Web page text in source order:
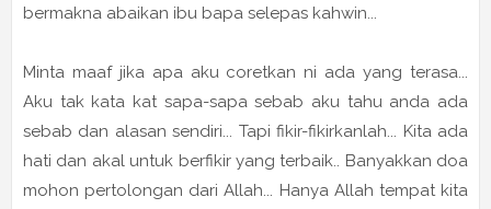
bermakna abaikan ibu bapa selepas kahwin...
Minta maaf jika apa aku coretkan ni ada yang terasa...
Aku tak kata kat sapa-sapa sebab aku tahu anda ada
sebab dan alasan sendiri... Tapi fikir-fikirkanlah... Kita ada
hati dan akal untuk berfikir yang terbaik.. Banyakkan doa
mohon pertolongan dari Allah... Hanya Allah tempat kita